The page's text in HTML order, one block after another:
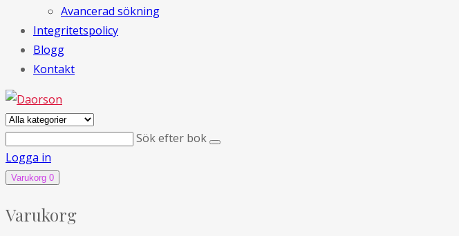
Avancerad sökning
Integritetspolicy
Blogg
Kontakt
Sök efter bok
Logga in
Varukorg 0
Varukorg